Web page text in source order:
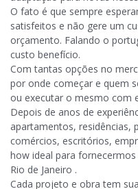
O fato é que sempre
satisfeitos e não gere um
orçamento. Falando o
custo benefício.
Com tantas opções no
por onde começar e quem
ou executar o mesmo com
Depois de anos de
apartamentos, residências,
comércios, escritórios,
how ideal para
Rio de Janeiro .
Cada projeto e obra tem